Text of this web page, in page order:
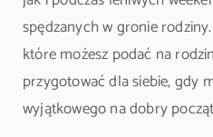
spędzanych w gronie
które możesz podać na
przygotować dla siebie, gdy
wyjątkowego na dobry